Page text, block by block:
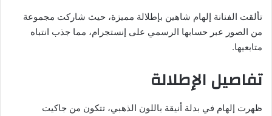
تألقت الفنانة إلهام شاهين بإطلالة مميزة، حيث شاركت مجموعة
من الصور عبر حسابها الرسمي على إنستجرام، مما جذب انتباه
متابعيها.
تفاصيل الإطلالة
ظهرت إلهام في بدلة أنيقة باللون الذهبي، تتكون من جاكيت